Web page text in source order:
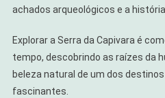
achados arqueológicos e a
Explorar a Serra da Capivara é
tempo, descobrindo as raízes da
beleza natural de um dos
fascinantes.